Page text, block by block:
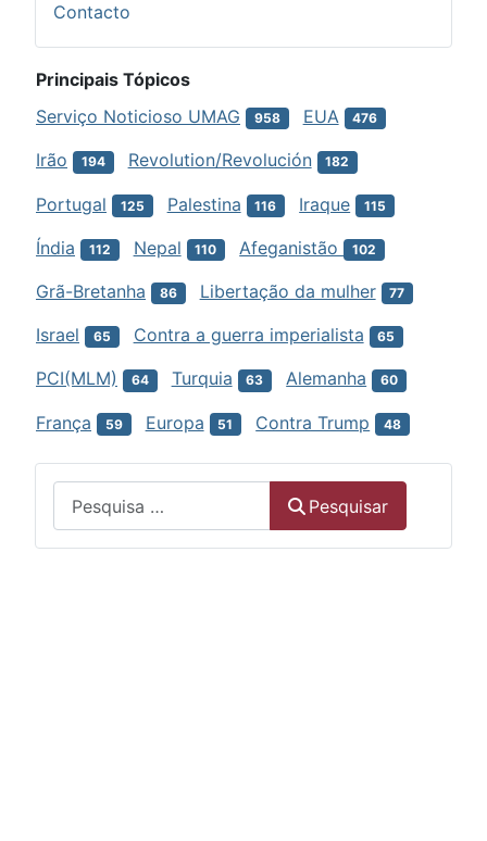
Contacto
Principais Tópicos
Serviço Noticioso UMAG
958 EUA 476
Irão 194 Revolution/Revolución 182
Portugal 125 Palestina 116 Iraque 115
Índia 112 Nepal 110 Afeganistão 102
Grã-Bretanha 86 Libertação da mulher 77
Israel 65 Contra a guerra imperialista 65
PCI(MLM) 64 Turquia 63 Alemanha 60
França 59 Europa 51 Contra Trump 48
Pesquisar